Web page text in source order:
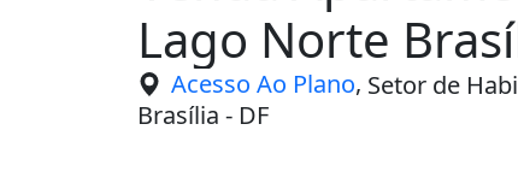
Lago Norte
Acesso Ao Plano, Setor de
Brasília - DF